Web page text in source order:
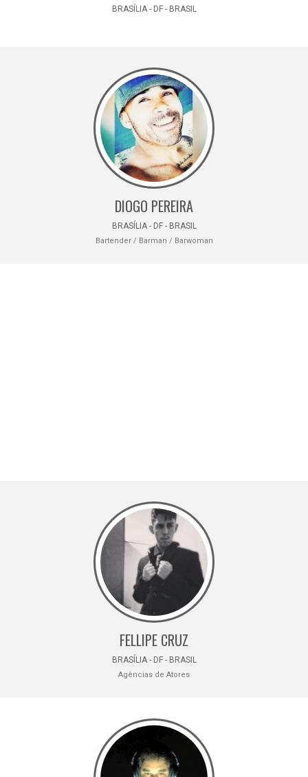
BRASÍLIA - DF - BRASIL
DIOGO PEREIRA
BRASÍLIA - DF - BRASIL
Bartender / Barman / Barwoman
FELLIPE CRUZ
BRASÍLIA - DF - BRASIL
Agências de Atores